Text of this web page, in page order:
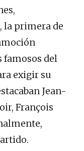
la primera de
famosos del
exigir su
Jean-
François